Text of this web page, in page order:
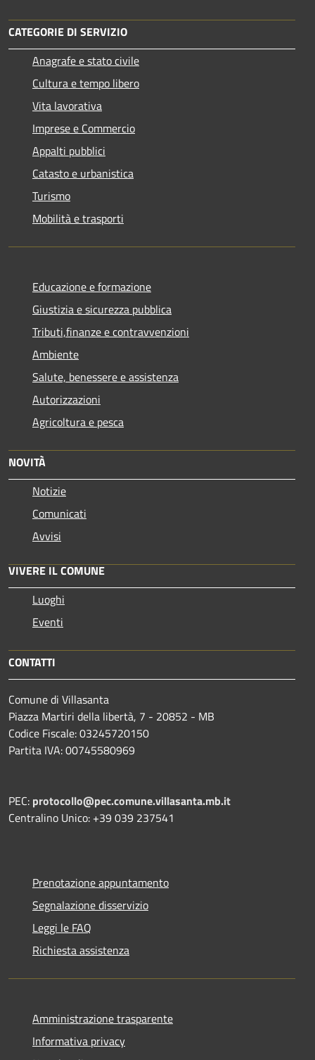
CATEGORIE DI SERVIZIO
Anagrafe e stato civile
Cultura e tempo libero
Vita lavorativa
Imprese e Commercio
Appalti pubblici
Catasto e urbanistica
Turismo
Mobilità e trasporti
Educazione e formazione
Giustizia e sicurezza pubblica
Tributi,finanze e contravvenzioni
Ambiente
Salute, benessere e assistenza
Autorizzazioni
Agricoltura e pesca
NOVITÀ
Notizie
Comunicati
Avvisi
VIVERE IL COMUNE
Luoghi
Eventi
CONTATTI
Comune di Villasanta
Piazza Martiri della libertà, 7 - 20852 - MB
Codice Fiscale: 03245720150
Partita IVA: 00745580969
PEC: protocollo@pec.comune.villasanta.mb.it
Centralino Unico: +39 039 237541
Prenotazione appuntamento
Segnalazione disservizio
Leggi le FAQ
Richiesta assistenza
Amministrazione trasparente
Informativa privacy